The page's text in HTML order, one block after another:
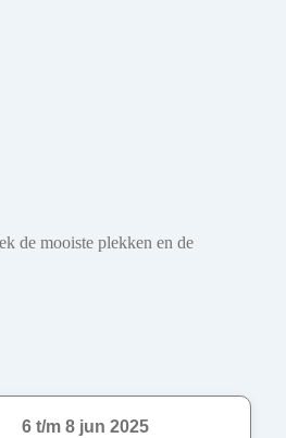
de mooiste plekken en de
6 t/m 8 jun 2025